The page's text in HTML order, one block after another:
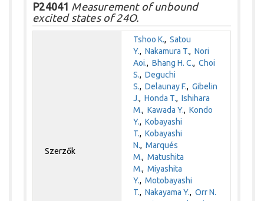
P24041 Measurement of unbound
excited states of 24O.
Szerzők
Tshoo K.,Satou
Y.,Nakamura T.,Nori
Aoi.,Bhang H. C.,Choi
S.,Deguchi
S.,Delaunay F.,Gibelin
J.,Honda T.,Ishihara
M.,Kawada Y.,Kondo
Y.,Kobayashi
T.,Kobayashi
N.,Marqués
M.,Matushita
M.,Miyashita
Y.,Motobayashi
T.,Nakayama Y.,Orr N.